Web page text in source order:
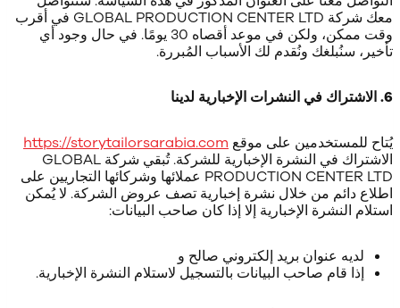
معك شركة GLOBAL PRODUCTION CENTER LTD في أقرب
وقت ممكن، ولكن في موعد أقصاه 30 يومًا. في حال وجود أي
تأخير، سنُبلغك ونُقدم لك الأسباب المُبررة.
6. الاشتراك في النشرات الإخبارية لدينا
يُتاح للمستخدمين على موقع https://storytailorsarabia.com
الاشتراك في النشرة الإخبارية للشركة. تُبقي شركة GLOBAL
PRODUCTION CENTER LTD عملائها وشركائها التجاريين على
اطلاع دائم من خلال نشرة إخبارية تصف عروض الشركة. لا يُمكن
استلام النشرة الإخبارية إلا إذا كان صاحب البيانات:
لديه عنوان بريد إلكتروني صالح و
إذا قام صاحب البيانات بالتسجيل لاستلام النشرة الإخبارية.